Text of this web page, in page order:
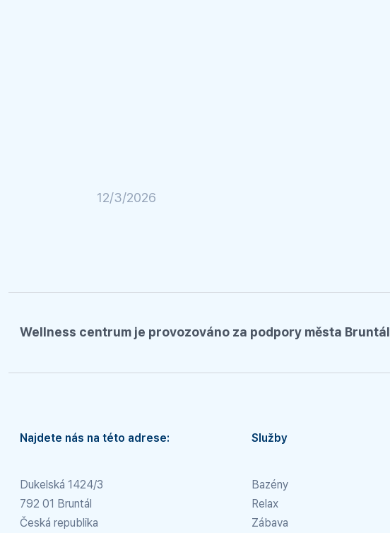
12/3/2026
Wellness centrum je provozováno za podpory města Bruntál
Najdete nás na této adrese:
Dukelská 1424/3
792 01 Bruntál
Česká republika
Služby
Bazény
Relax
Zábava